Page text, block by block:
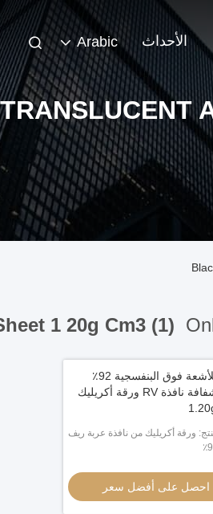
الأحداث Arabic
1 20g Cm3 (1)
مضاد للأشعة فوق البنفسجية 92٪
أسود شفافة نافذة RV ورقة أكريليك
ورقة أكريليك من نافذة عربة ريف
احصل على أفضل سعر